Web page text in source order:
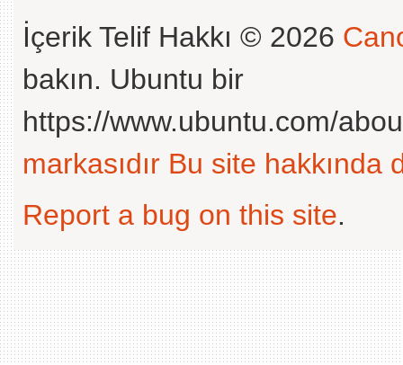
İçerik Telif Hakkı © 2026
bakın. Ubuntu bir
https://www.ubuntu.com/
markasıdır Bu site hakkında
Report a bug on this site.